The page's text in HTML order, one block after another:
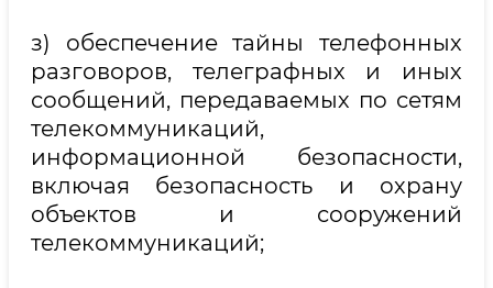
з) обеспечение тайны телефонных
разговоров, телеграфных и иных
сообщений, передаваемых по сетям
телекоммуникаций,
информационной безопасности,
включая безопасность и охрану
объектов и сооружений
телекоммуникаций;